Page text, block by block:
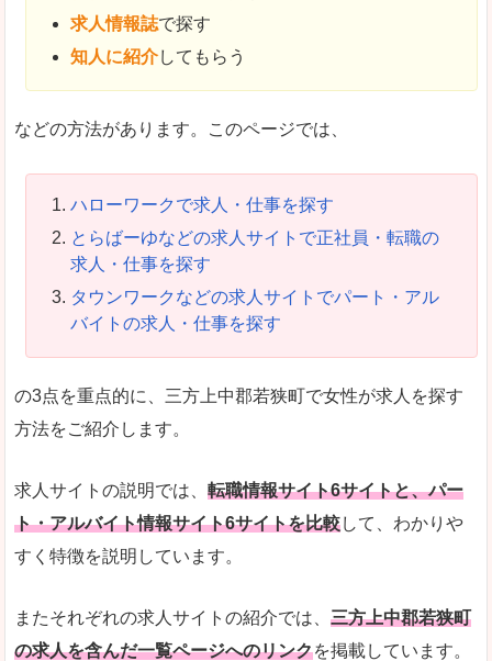
求人情報誌で探す
知人に紹介してもらう
などの方法があります。このページでは、
ハローワークで求人・仕事を探す
とらばーゆなどの求人サイトで正社員・転職の
求人・仕事を探す
タウンワークなどの求人サイトでパート・アル
バイトの求人・仕事を探す
の3点を重点的に、三方上中郡若狭町で女性が求人を探す
方法をご紹介します。
求人サイトの説明では、 転職情報サイト6サイトと、パー
ト・アルバイト情報サイト6サイトを比較して、わかりや
すく特徴を説明しています。
またそれぞれの求人サイトの紹介では、 三方上中郡若狭町
の求人を含んだ一覧ページへのリンクを掲載しています。